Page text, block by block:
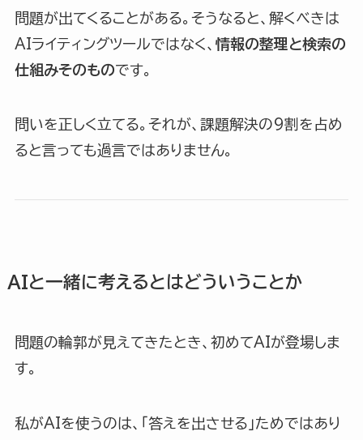
問題が出てくることがある。そうなると、解くべきは
AIライティングツールではなく、 情報の整理と検索の
仕組みそのものです。
問いを正しく立てる。それが、課題解決の9割を占め
ると言っても過言ではありません。
AIと一緒に考えるとはどういうことか
問題の輪郭が見えてきたとき、初めてAIが登場しま
す。
私がAIを使うのは、「答えを出させる」ためではあり